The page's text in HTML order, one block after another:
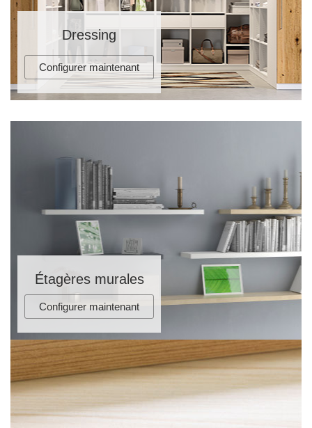
Dressing
Configurer maintenant
Étagères murales
Configurer maintenant